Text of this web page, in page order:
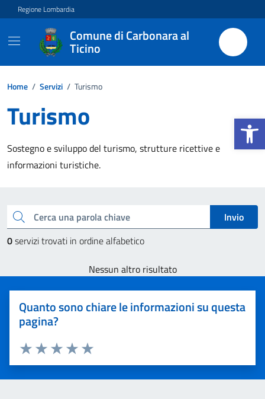
Vai ai contenuti
Vai al footer
Regione Lombardia
Comune di Carbonara al
Ticino
Home / Servizi / Turismo
Turismo
Sostegno e sviluppo del turismo, strutture ricettive e
informazioni turistiche.
Cerca una parola chiave
Invio
0servizi trovati in ordine alfabetico
Nessun altro risultato
Quanto sono chiare le informazioni su questa
pagina?
Valuta 5 stelle su 5
Valuta 4 stelle su 5
Valuta 3 stelle su 5
Valuta 2 stelle su 5
Valuta 1 stelle su 5
Apri la